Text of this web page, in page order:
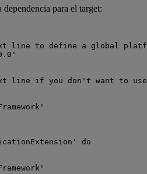
dependencia para el target:
line to define a global
line if you don't want to use
'
'
do
'